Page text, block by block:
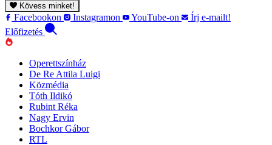
Kövess minket!
Facebookon Instagramon YouTube-on
Írj e-mailt!
Előfizetés
Operettszínház
De Re Attila Luigi
Közmédia
Tóth Ildikó
Rubint Réka
Nagy Ervin
Bochkor Gábor
RTL